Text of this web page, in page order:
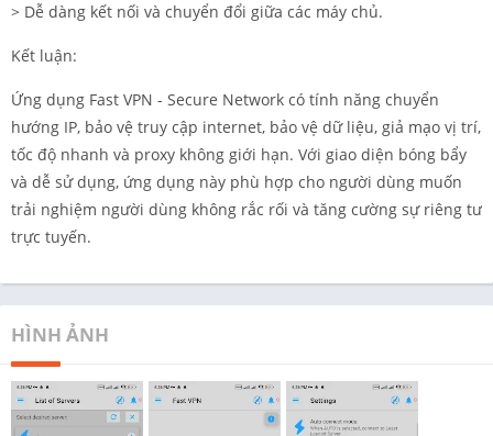
> Dễ dàng kết nối và chuyển đổi giữa các máy chủ.
Kết luận:
Ứng dụng Fast VPN - Secure Network có tính năng chuyển
hướng IP, bảo vệ truy cập internet, bảo vệ dữ liệu, giả mạo vị trí,
tốc độ nhanh và proxy không giới hạn. Với giao diện bóng bẩy
và dễ sử dụng, ứng dụng này phù hợp cho người dùng muốn
trải nghiệm người dùng không rắc rối và tăng cường sự riêng tư
trực tuyến.
HÌNH ẢNH